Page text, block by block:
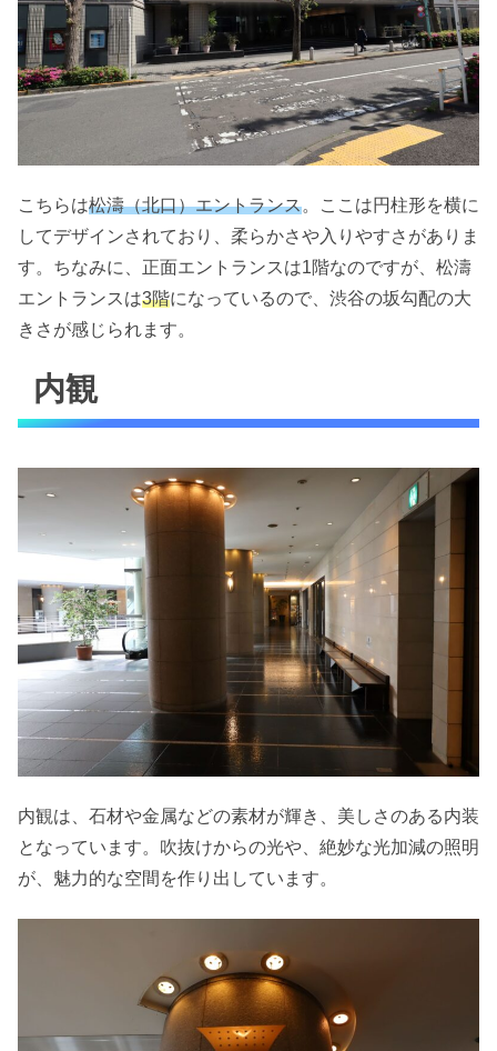
こちらは松濤（北口）エントランス。ここは円柱形を横に
してデザインされており、柔らかさや入りやすさがありま
す。ちなみに、正面エントランスは1階なのですが、松濤
エントランスは3階になっているので、渋谷の坂勾配の大
きさが感じられます。
内観
内観は、石材や金属などの素材が輝き、美しさのある内装
となっています。吹抜けからの光や、絶妙な光加減の照明
が、魅力的な空間を作り出しています。